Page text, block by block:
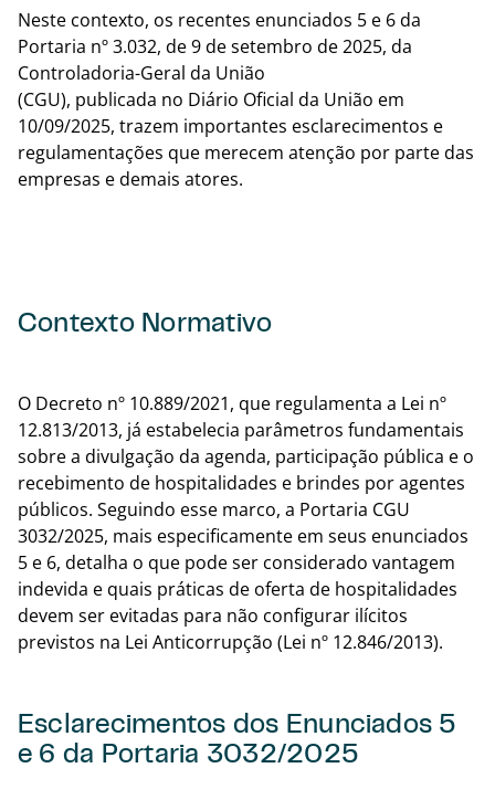
Neste contexto, os recentes enunciados 5 e 6 da
Portaria nº 3.032, de 9 de setembro de 2025, da
Controladoria-Geral da União
(CGU), publicada no Diário Oficial da União em
10/09/2025, trazem importantes esclarecimentos e
regulamentações que merecem atenção por parte das
empresas e demais atores.
Contexto Normativo
O Decreto nº 10.889/2021, que regulamenta a Lei nº
12.813/2013, já estabelecia parâmetros fundamentais
sobre a divulgação da agenda, participação pública e o
recebimento de hospitalidades e brindes por agentes
públicos. Seguindo esse marco, a Portaria CGU
3032/2025, mais especificamente em seus enunciados
5 e 6, detalha o que pode ser considerado vantagem
indevida e quais práticas de oferta de hospitalidades
devem ser evitadas para não configurar ilícitos
previstos na Lei Anticorrupção (Lei nº 12.846/2013).
Esclarecimentos dos Enunciados 5
e 6 da Portaria 3032/2025